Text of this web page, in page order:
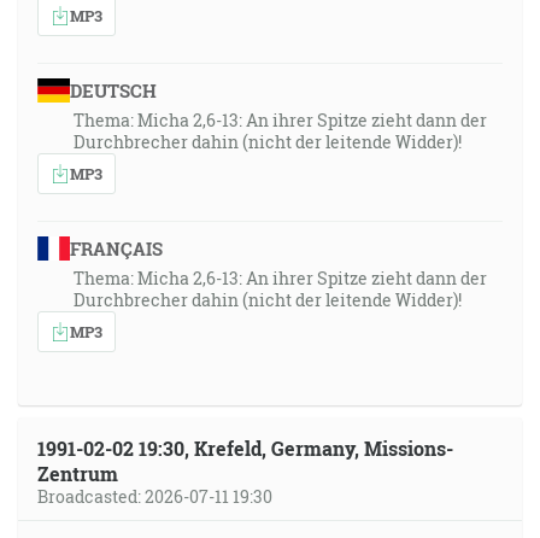
MP3
DEUTSCH
Thema: Micha 2,6-13: An ihrer Spitze zieht dann der
Durchbrecher dahin (nicht der leitende Widder)!
MP3
FRANÇAIS
Thema: Micha 2,6-13: An ihrer Spitze zieht dann der
Durchbrecher dahin (nicht der leitende Widder)!
MP3
1991-02-02 19:30, Krefeld, Germany, Missions-
Zentrum
Broadcasted: 2026-07-11 19:30